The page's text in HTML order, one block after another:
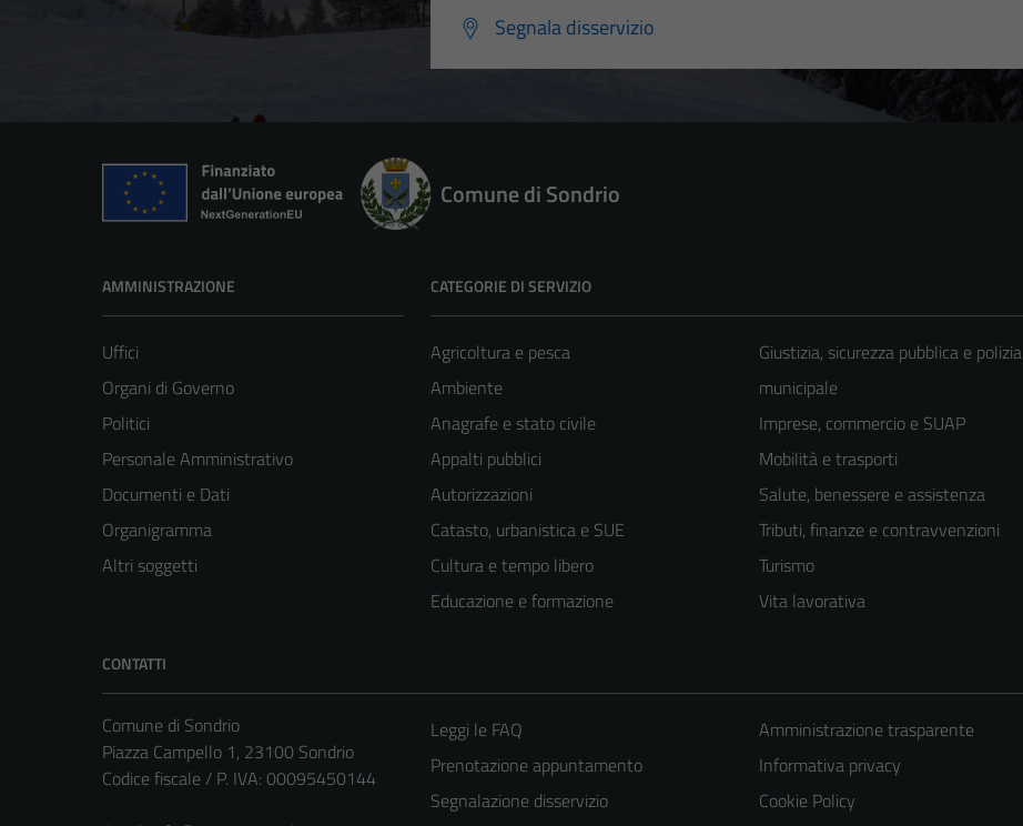
Segnala disservizio
Comune di Sondrio
AMMINISTRAZIONE
Uffici
Organi di Governo
Politici
Personale Amministrativo
Documenti e Dati
Organigramma
Altri soggetti
CATEGORIE DI SERVIZIO
Agricoltura e pesca
Ambiente
Anagrafe e stato civile
Appalti pubblici
Autorizzazioni
Catasto, urbanistica e SUE
Cultura e tempo libero
Educazione e formazione
Giustizia, sicurezza pubblica e polizia
municipale
Imprese, commercio e SUAP
Mobilità e trasporti
Salute, benessere e assistenza
Tributi, finanze e contravvenzioni
Turismo
Vita lavorativa
CONTATTI
Comune di Sondrio
Piazza Campello 1, 23100 Sondrio
Codice fiscale / P. IVA: 00095450144
Leggi le FAQ
Prenotazione appuntamento
Segnalazione disservizio
Amministrazione trasparente
Informativa privacy
Cookie Policy